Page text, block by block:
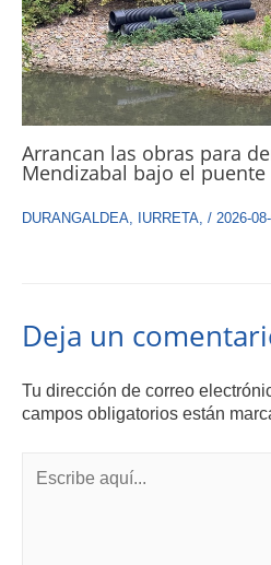
Arrancan las obras para
Mendizabal bajo el
DURANGALDEA, IURRETA, / 2026-
Deja un
Tu dirección de correo
campos obligatorios están